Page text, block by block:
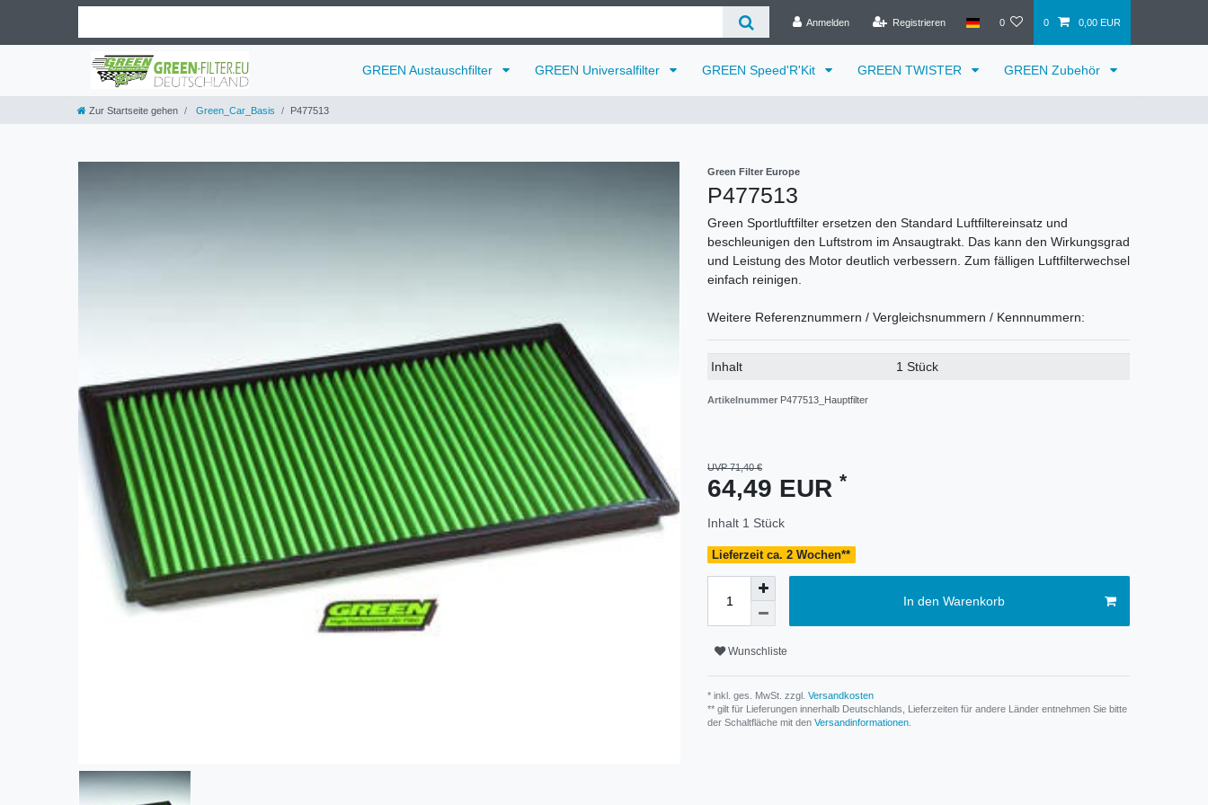
Anmelden Registrieren 0 0 0,00 EUR
GREEN Austauschfilter GREEN Universalfilter GREEN Speed'R'Kit GREEN TWISTER GREEN Zubehör
Zur Startseite gehen Green_Car_Basis P477513
Green Filter Europe
P477513
Green Sportluftfilter ersetzen den Standard Luftfiltereinsatz und
beschleunigen den Luftstrom im Ansaugtrakt. Das kann den Wirkungsgrad
und Leistung des Motor deutlich verbessern. Zum fälligen Luftfilterwechsel
einfach reinigen.
Weitere Referenznummern / Vergleichsnummern / Kennnummern:
Technisches
Wert
Inhalt 1 Stück
Artikelnummer P477513_Hauptfilter
UVP 71,40 €
64,49 EUR *
Inhalt 1 Stück
Lieferzeit ca. 2 Wochen**
In den Warenkorb
Wunschliste
* inkl. ges. MwSt. zzgl.
Versandkosten
** gilt für Lieferungen innerhalb Deutschlands, Lieferzeiten für andere Länder entnehmen Sie bitte
der Schaltfläche mit den Versandinformationen